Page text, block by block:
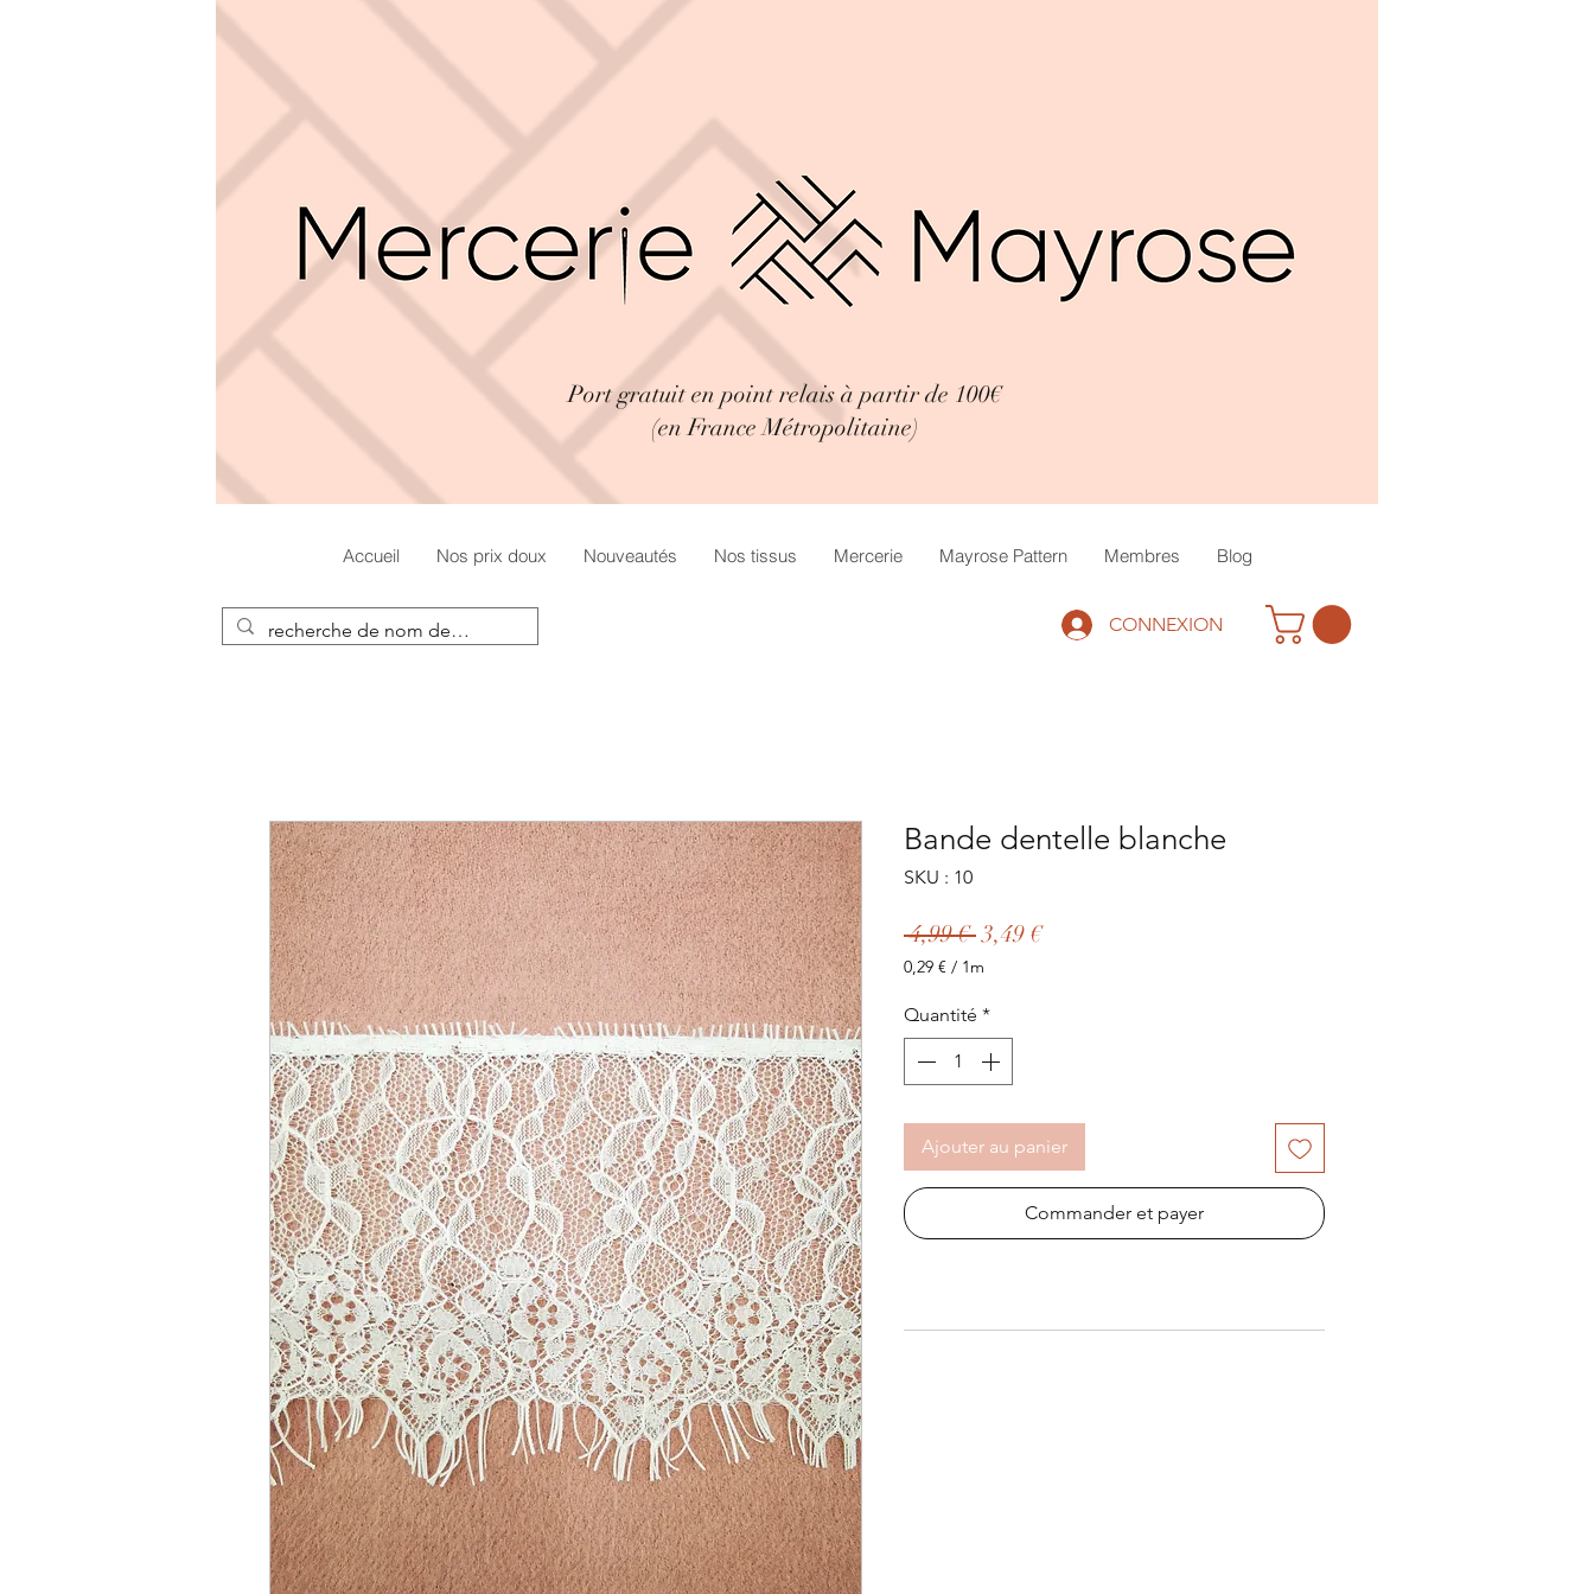
Port gratuit en point relais à partir de 100€
(en France Métropolitaine)
Accueil Nos prix doux Nouveautés Nos tissus Mercerie Mayrose Pattern Membres Blog
CONNEXION
Bande dentelle blanche
SKU : 10
4,99 € Prix
original
3,49 €Prix
0,29 € / 1m
pour
1
Mètre
Quantité *
Ajouter au panier
Commander et payer